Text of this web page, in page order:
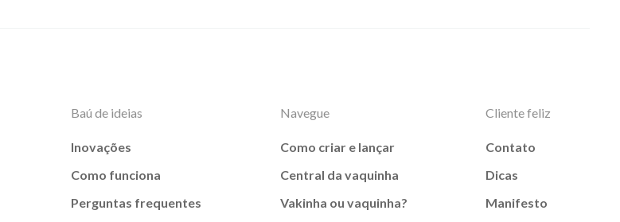
Baú de ideias
Inovações
Como funciona
Perguntas frequentes
Navegue
Como criar e lançar
Central da vaquinha
Vakinha ou vaquinha?
Cliente feliz
Contato
Dicas
Manifesto